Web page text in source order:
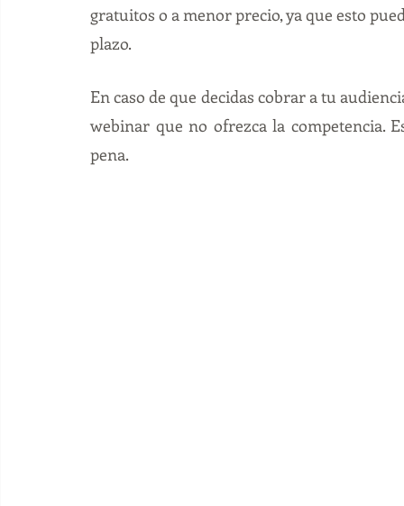
gratuitos o a menor precio, ya que esto
plazo.
En caso de que decidas cobrar a tu
webinar que no ofrezca la competencia.
pena.